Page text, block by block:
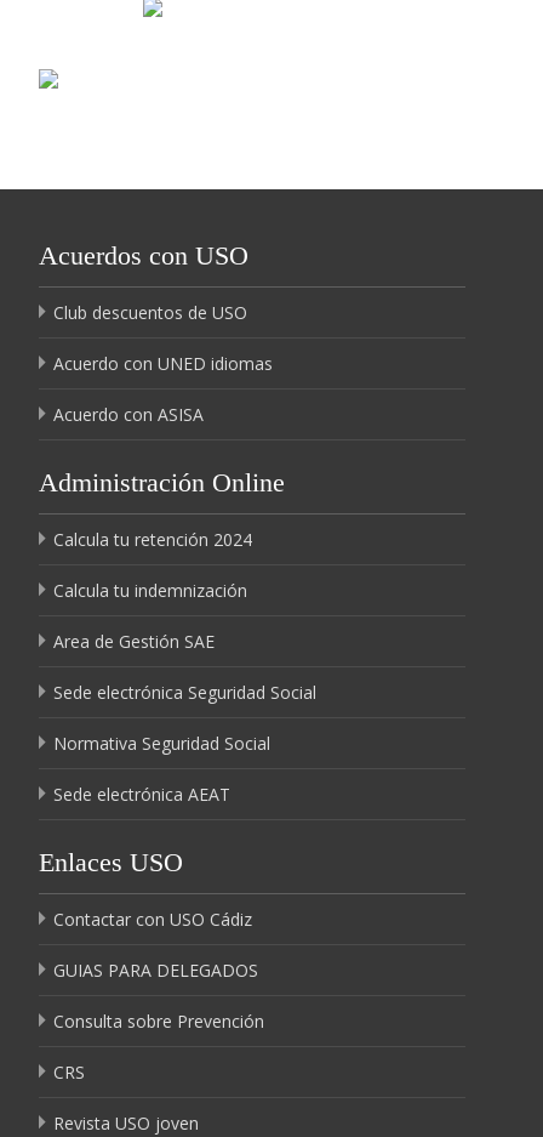
Acuerdos con USO
Club descuentos de USO
Acuerdo con UNED idiomas
Acuerdo con ASISA
Administración Online
Calcula tu retención 2024
Calcula tu indemnización
Area de Gestión SAE
Sede electrónica Seguridad Social
Normativa Seguridad Social
Sede electrónica AEAT
Enlaces USO
Contactar con USO Cádiz
GUIAS PARA DELEGADOS
Consulta sobre Prevención
CRS
Revista USO joven